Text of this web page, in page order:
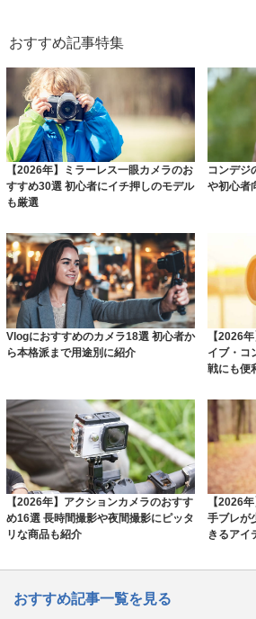
おすすめ記事特集
【2026年】ミラーレス一眼カメラのお
すすめ30選 初心者にイチ押しのモデル
も厳選
コンデジ
や初心者
Vlogにおすすめのカメラ18選 初心者か
ら本格派まで用途別に紹介
【2026
イブ・コ
戦にも便
【2026年】アクションカメラのおすす
め16選 長時間撮影や夜間撮影にピッタ
リな商品も紹介
【2026
手ブレが
きるアイ
おすすめ記事一覧を見る